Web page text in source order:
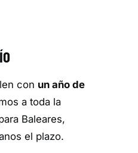
con un año de
a toda la
Baleares,
el plazo.